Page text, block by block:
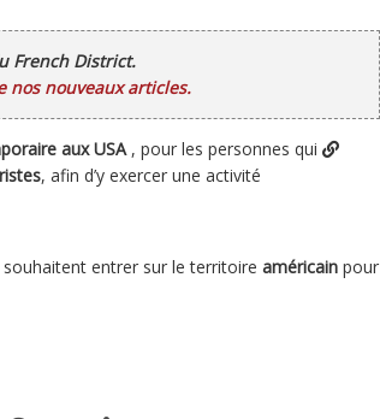
French District.
nouveaux articles.
aux USA, pour les personnes qui
, afin d’y exercer une activité
souhaitent entrer sur le territoire américain pour